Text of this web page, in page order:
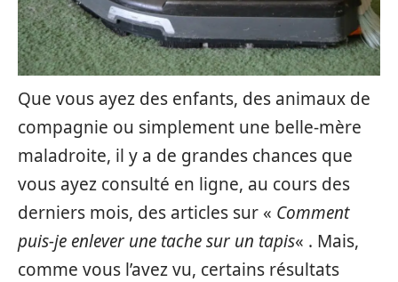
Que vous ayez des enfants, des animaux de
compagnie ou simplement une belle-mère
maladroite, il y a de grandes chances que
vous ayez consulté en ligne, au cours des
derniers mois, des articles sur « Comment
puis-je enlever une tache sur un tapis« . Mais,
comme vous l’avez vu, certains résultats